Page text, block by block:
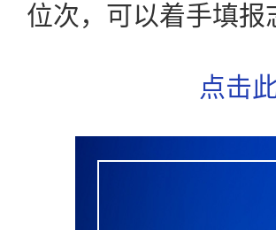
位次，可以着手填
点击